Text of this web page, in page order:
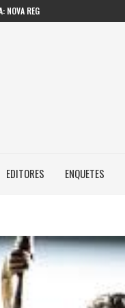
NOVA REGRA...
EDITORES ENQUETES